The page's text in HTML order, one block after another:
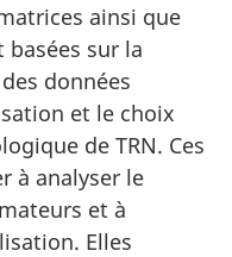
ainsi que
sur la
données
et le choix
de TRN. Ces
à analyser le
et à
Elles